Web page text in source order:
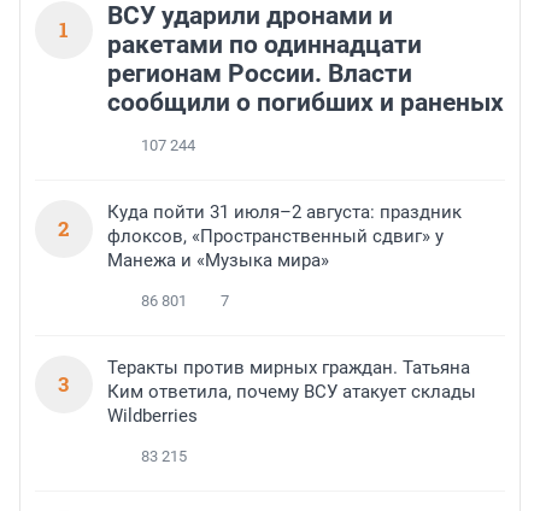
1
ВСУ ударили дронами и
ракетами по одиннадцати
регионам России. Власти
сообщили о погибших и раненых
107 244
2
Куда пойти 31 июля–2 августа: праздник
флоксов, «Пространственный сдвиг» у
Манежа и «Музыка мира»
86 801 7
3
Теракты против мирных граждан. Татьяна
Ким ответила, почему ВСУ атакует склады
Wildberries
83 215